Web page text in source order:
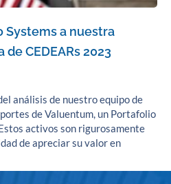
Systems a nuestra
CEDEARs 2023
análisis de nuestro equipo de
de Valuentum, un Portafolio
activos son rigurosamente
de apreciar su valor en